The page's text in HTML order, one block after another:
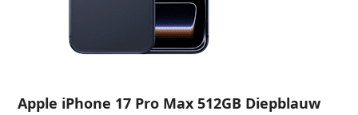
Apple iPhone 17 Pro Max 512GB Diepblauw